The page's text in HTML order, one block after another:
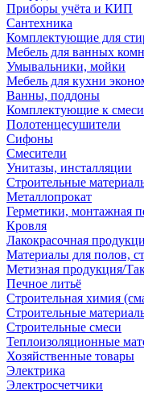
Приборы учёта и КИП
Сантехника
Комплектующие для
Мебель для ванных
Умывальники, мойки
Мебель для кухни
Ванны, поддоны
Комплектующие к
Полотенцесушители
Сифоны
Смесители
Унитазы, инсталляции
Строительные
Металлопрокат
Герметики, монтажная
Кровля
Лакокрасочная
Материалы для полов,
Метизная продукция/
Печное литьё
Строительная химия
Строительные
Строительные смеси
Теплоизоляционные
Хозяйственные товары
Электрика
Электросчетчики